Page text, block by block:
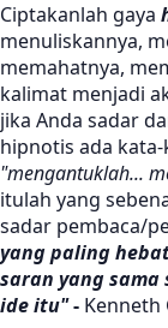
Ciptakanlah gaya
menuliskannya,
memahatnya,
kalimat menjadi
jika Anda sadar
hipnotis ada
"mengantuklah...
itulah yang
sadar pembaca/
yang paling
saran yang
ide itu"- Kenneth